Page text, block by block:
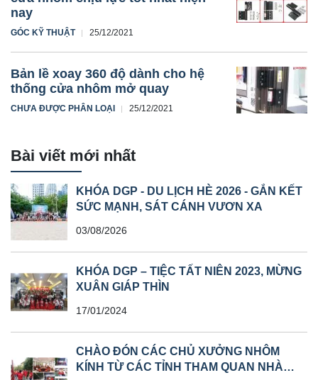
nay
GÓC KỸ THUẬT 25/12/2021
Bản lề xoay 360 độ dành cho hệ
thống cửa nhôm mở quay
CHƯA ĐƯỢC PHÂN LOẠI 25/12/2021
Bài viết mới nhất
KHÓA DGP - DU LỊCH HÈ 2026 - GẮN KẾT
SỨC MẠNH, SÁT CÁNH VƯƠN XA
03/08/2026
KHÓA DGP – TIỆC TẤT NIÊN 2023, MỪNG
XUÂN GIÁP THÌN
17/01/2024
CHÀO ĐÓN CÁC CHỦ XƯỞNG NHÔM
KÍNH TỪ CÁC TỈNH THAM QUAN NHÀ